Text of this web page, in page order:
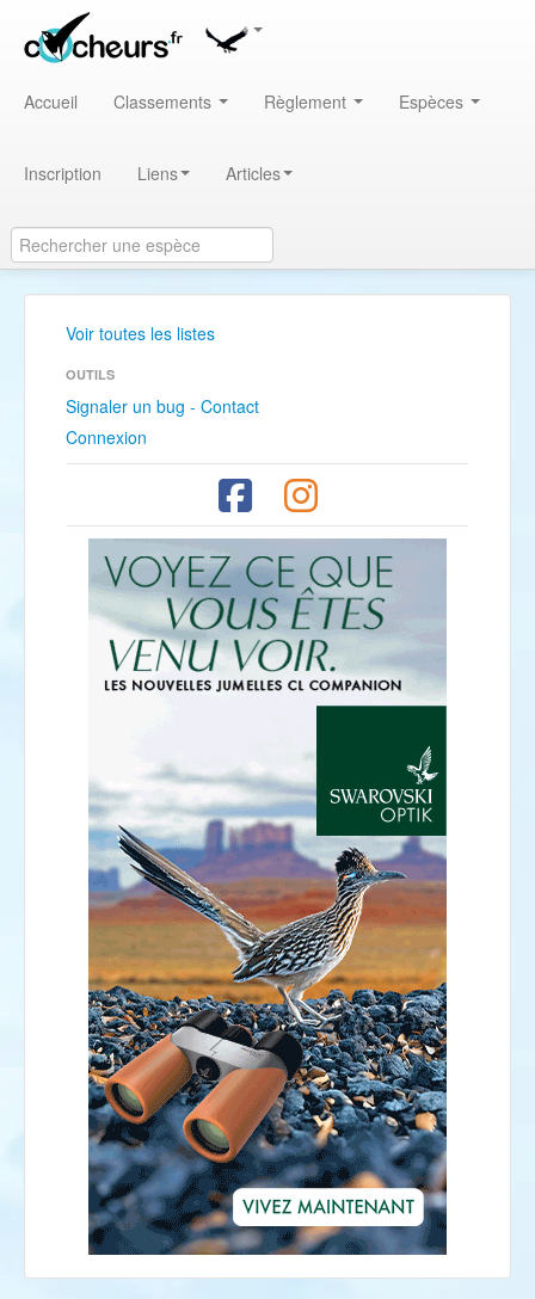
Accueil Classements Règlement Espèces
Inscription Liens Articles
Voir toutes les listes
OUTILS
Signaler un bug - Contact
Connexion